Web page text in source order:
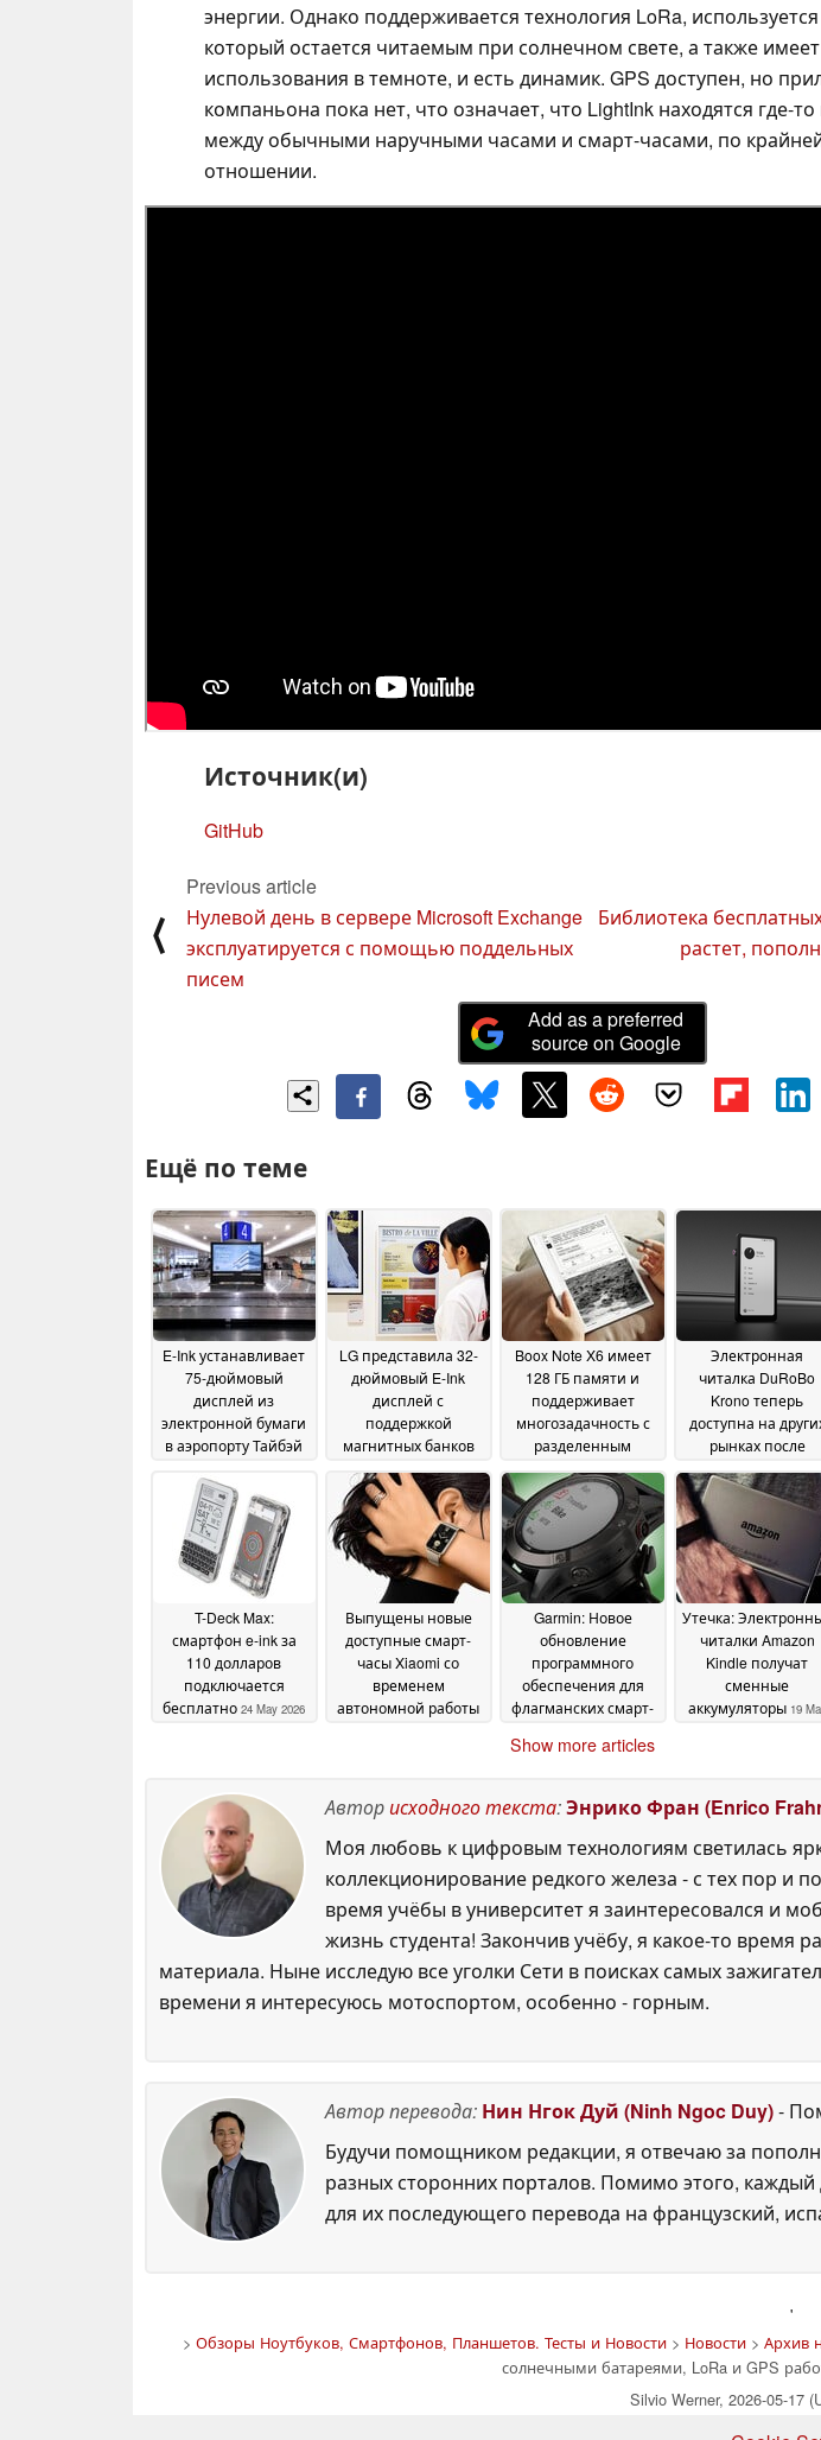
энергии. Однако поддерживается технология LoRa,
который остается читаемым при солнечном свете, а также имеет
использования в темноте, и есть динамик. GPS доступен, но
компаньона пока нет, что означает, что LightInk находятся где-
между обычными наручными часами и смарт-часами, по
отношении.
Источник(и)
GitHub
⟨
Previous article
Нулевой день в сервере Microsoft Exchange
эксплуатируется с помощью поддельных
писем
Библиотека
растет,
Add as a preferred
source on Google
Ещё по теме
E-Ink устанавливает
75-дюймовый
дисплей из
электронной бумаги
в аэропорту Тайбэй
LG представила 32-
дюймовый E-Ink
дисплей с
поддержкой
магнитных банков
02 June
2026
Boox Note X6 имеет
128 ГБ памяти и
поддерживает
многозадачность с
разделенным
29 May 2026
Электронная
читалка DuRoBo
Krono теперь
доступна на
рынках после
запуска28 May 2026
T-Deck Max:
смартфон e-ink за
110 долларов
подключается
бесплатно 24 May 2026
Выпущены новые
доступные смарт-
часы Xiaomi со
временем
автономной работы
Garmin: Новое
обновление
программного
обеспечения для
флагманских смарт-
множество
улучшений
20 May 2026
Утечка:
читалки Amazon
Kindle получат
сменные
аккумуляторы 19
Show more articles
Авторисходного текста:Энрико Фран (Enrico
Моя любовь к цифровым технологиям светилась
коллекционирование редкого железа - с тех пор и
время учёбы в университет я заинтересовался и
жизнь студента! Закончив учёбу, я какое-то время
материала. Ныне исследую все уголки Сети в поисках самых
времени я интересуюсь мотоспортом, особенно - горным.
Автор перевода: Нин Нгок Дуй (Ninh Ngoc Duy)-
Будучи помощником редакции, я отвечаю за
разных сторонних порталов. Помимо этого,
для их последующего перевода на французский,
'
> Обзоры Ноутбуков, Смартфонов, Планшетов. Тесты и Новости > Новости > Архив
солнечными батареями, LoRa и GPS
Silvio Werner, 2026-05-17